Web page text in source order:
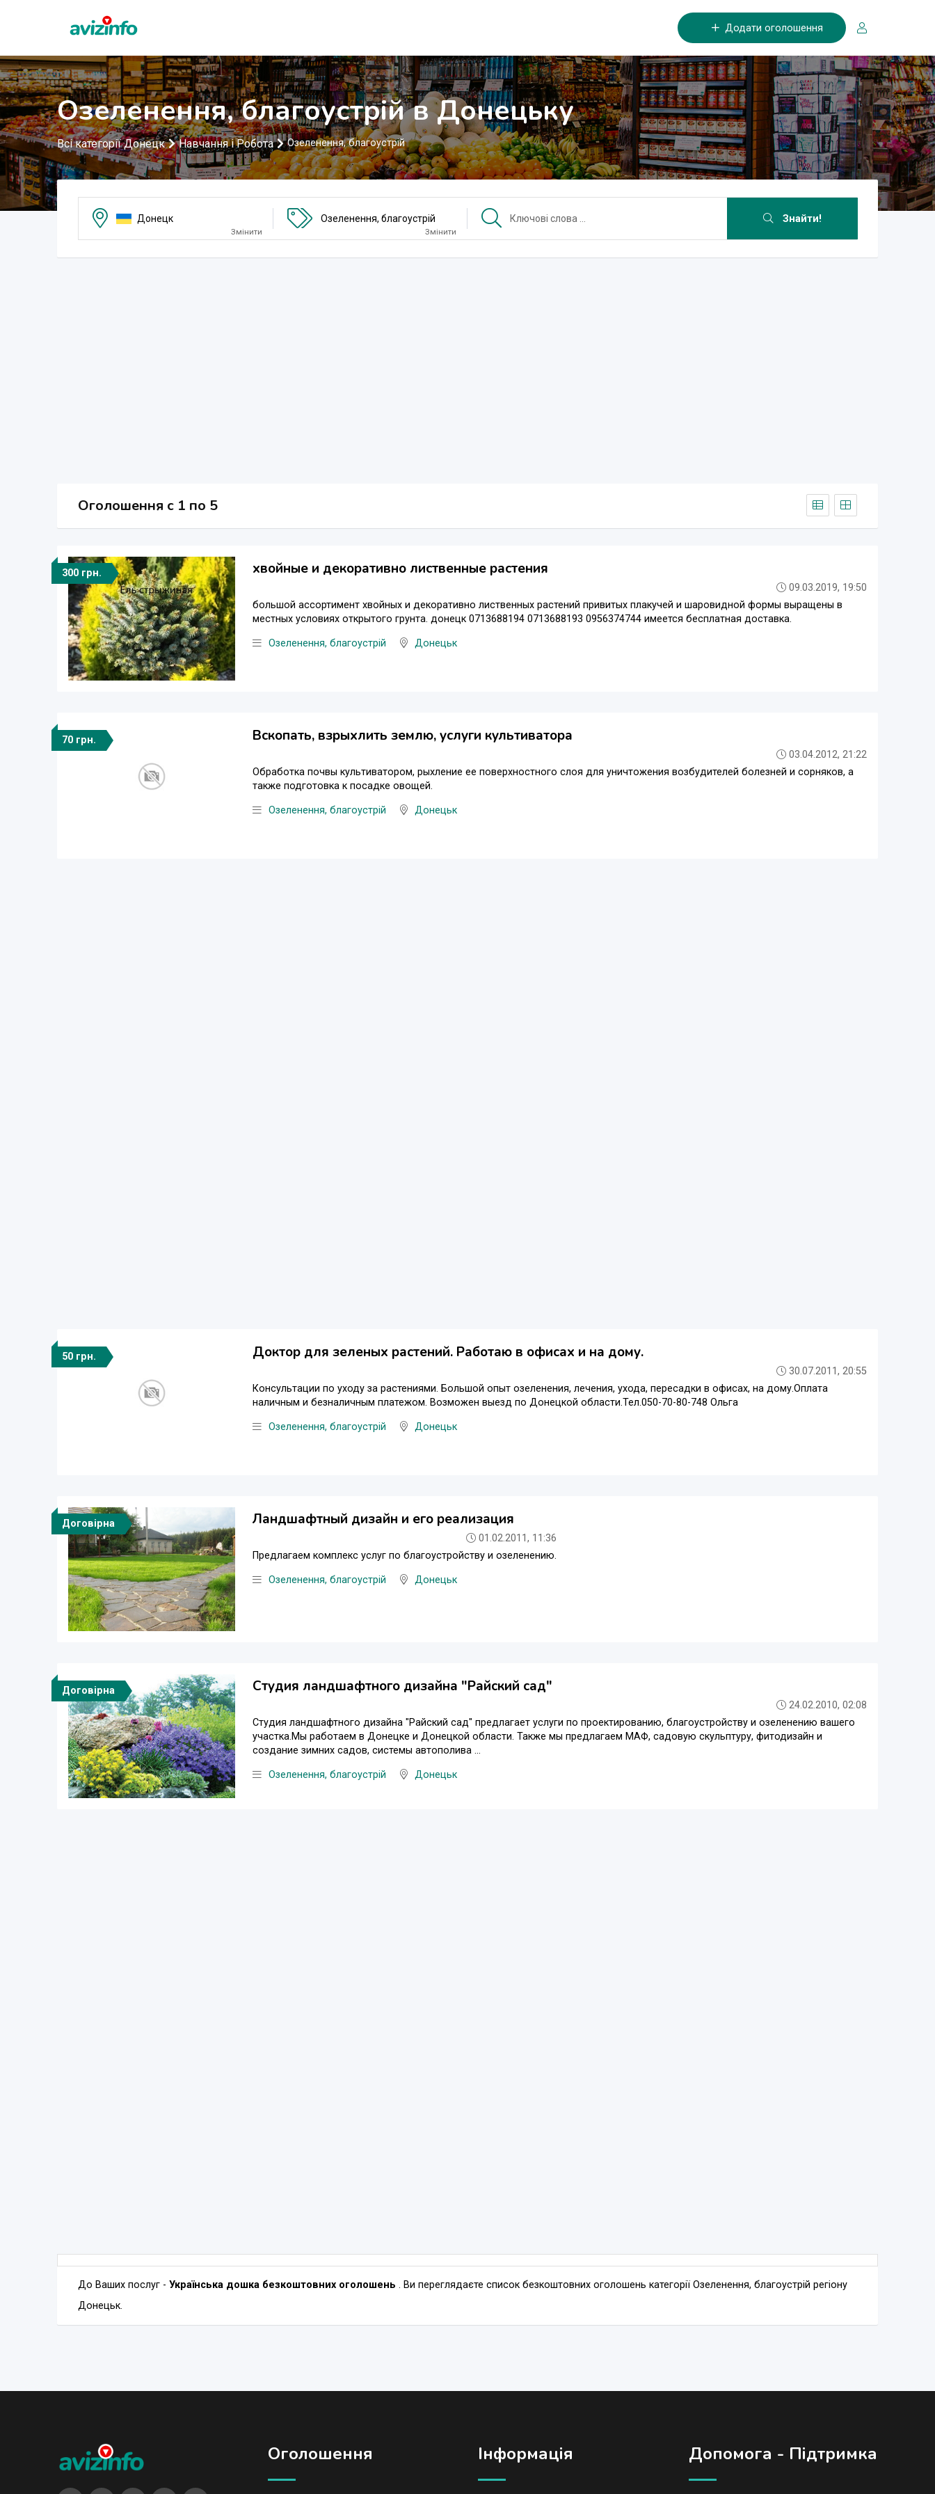
Додати оголошення
Озеленення, благоустрій в Донецьку
Всі категорії Донецк Навчання і Робота Озеленення, благоустрій
Донецк
Змінити
Озеленення, благоустрій
Змінити
Знайти!
Оголошення c 1 по 5
300 грн. хвойные и декоративно лиственные растения
09.03.2019, 19:50
большой ассортимент хвойных и декоративно лиственных растений привитых плакучей и шаровидной формы выращены в
местных условиях открытого грунта. донецк 0713688194 0713688193 0956374744 имеется бесплатная доставка.
Озеленення, благоустрій Донецьк
70 грн. Вскопать, взрыхлить землю, услуги культиватора
03.04.2012, 21:22
Обработка почвы культиватором, рыхление ее поверхностного слоя для уничтожения возбудителей болезней и сорняков, а
также подготовка к посадке овощей.
Озеленення, благоустрій Донецьк
50 грн. Доктор для зеленых растений. Работаю в офисах и на дому.
30.07.2011, 20:55
Консультации по уходу за растениями. Большой опыт озеленения, лечения, ухода, пересадки в офисах, на дому.Оплата
наличным и безналичным платежом. Возможен выезд по Донецкой области.Тел.050-70-80-748 Ольга
Озеленення, благоустрій Донецьк
Договірна Ландшафтный дизайн и его реализация
01.02.2011, 11:36
Предлагаем комплекс услуг по благоустройству и озеленению.
Озеленення, благоустрій Донецьк
Договірна Студия ландшафтного дизайна "Райский сад"
24.02.2010, 02:08
Студия ландшафтного дизайна "Райский сад" предлагает услуги по проектированию, благоустройству и озеленению вашего
участка.Мы работаем в Донецке и Донецкой области. Также мы предлагаем МАФ, садовую скульптуру, фитодизайн и
создание зимних садов, системы автополива ...
Озеленення, благоустрій Донецьк
До Ваших послуг - Українська дошка безкоштовних оголошень . Ви переглядаєте список безкоштовних оголошень категорії Озеленення, благоустрій регіону
Донецьк.
Оголошення Iнформація Допомога - Підтримка